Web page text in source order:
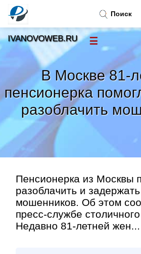
В Москве 81-
пенсионерка
разоблачить
Пенсионерка из Москвы
разоблачить и
мошенников. Об этом
пресс-службе
Недавно 81-летней жен...
Поиск
IVANOVOWEB.RU ☰
Новости
Тренды новостей»
Рубрики»
Правила »